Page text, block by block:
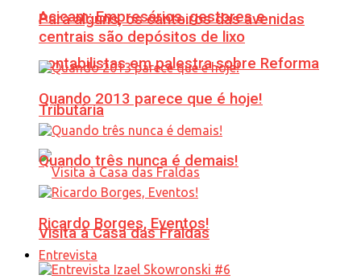
Acicam: Empresários, gestores e
contabilistas em palestra sobre Reforma
Tributária
Visita à Casa das Fraldas
Para alguns, os canteiros das avenidas
centrais são depósitos de lixo
Quando 2013 parece que é hoje!
Quando três nunca é demais!
Ricardo Borges, Eventos!
Entrevista